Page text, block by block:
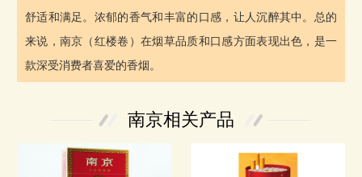
舒适和满足。浓郁的香气和丰富的口感，让人沉醉其中。总的
来说，南京（红楼卷）在烟草品质和口感方面表现出色，是一
款深受消费者喜爱的香烟。
南京相关产品